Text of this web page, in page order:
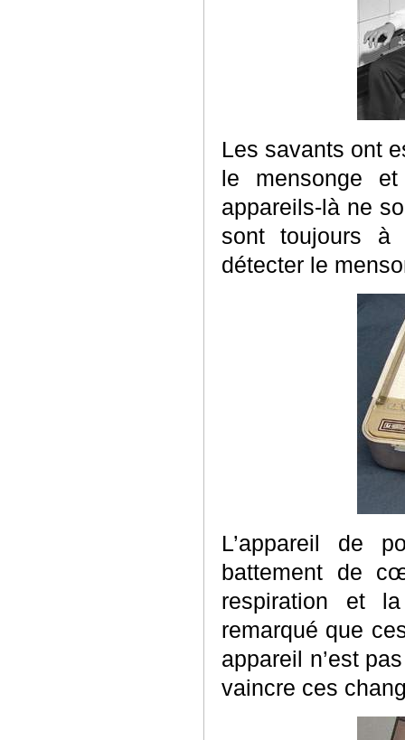
Les savants ont
le mensonge
appareils-là ne
sont toujours à
détecter le
L’appareil de
battement de
respiration et
remarqué que
appareil n’est
vaincre ces